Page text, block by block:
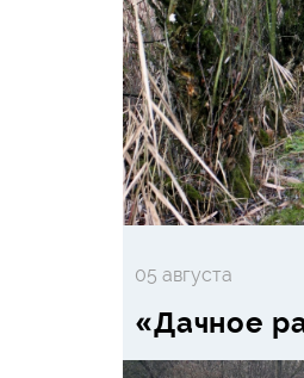
05 августа
«Дачное